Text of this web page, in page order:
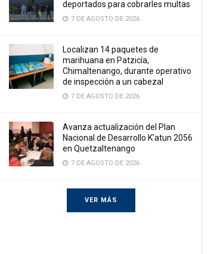
deportados para cobrarles multas
7 DE AGOSTO DE 2026
Localizan 14 paquetes de
marihuana en Patzicía,
Chimaltenango, durante operativo
de inspección a un cabezal
7 DE AGOSTO DE 2026
Avanza actualización del Plan
Nacional de Desarrollo K’atun 2056
en Quetzaltenango
7 DE AGOSTO DE 2026
VER MÁS